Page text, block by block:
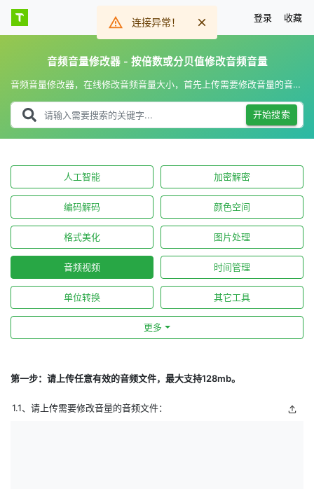
登录 收藏
音频音量修改器 - 按倍数或分贝值修改音频音量
音频音量修改器，在线修改音频音量大小，首先上传需要修改音量的音频文件，然后选择修改模式和对应的值，可按倍数或分贝值修改音频音量。
开始搜索
人工智能 加密解密
编码解码 颜色空间
格式美化 图片处理
音频视频 时间管理
单位转换 其它工具
更多
第一步：请上传任意有效的音频文件，最大支持128mb。
1.1、请上传需要修改音量的音频文件：
连接异常！